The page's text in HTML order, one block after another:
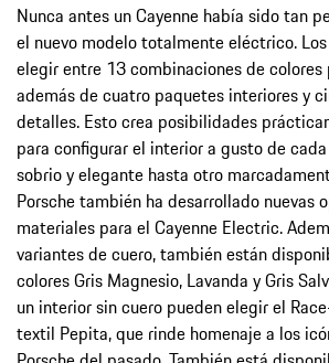
Nunca antes un Cayenne había sido tan
el nuevo modelo totalmente eléctrico.
elegir entre 13 combinaciones de
además de cuatro paquetes interiores y
detalles. Esto crea posibilidades
para configurar el interior a gusto de
sobrio y elegante hasta otro
Porsche también ha desarrollado nuevas
materiales para el Cayenne Electric.
variantes de cuero, también están
colores Gris Magnesio, Lavanda y Gris
un interior sin cuero pueden elegir el
textil Pepita, que rinde homenaje a los